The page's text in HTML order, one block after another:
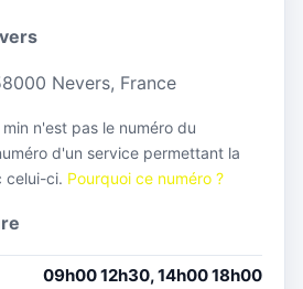
Nevers, France
n'est pas le numéro du
d'un service permettant la
celui-ci. Pourquoi ce numéro ?
09h00 12h30, 14h00 18h00